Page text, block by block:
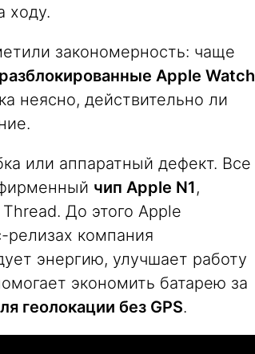
ходу.
закономерность: чаще
разблокированные Apple Watch
неясно, действительно ли
или аппаратный дефект. Все
чип Apple N1,
До этого Apple
релизах компания
энергию, улучшает работу
экономить батарею за
геолокации без GPS.